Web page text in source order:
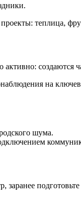
теплица,
создаются
на
шума.